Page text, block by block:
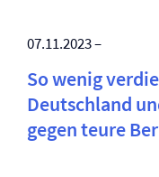
07.11.2023 –
So wenig
Deutschland
gegen teure